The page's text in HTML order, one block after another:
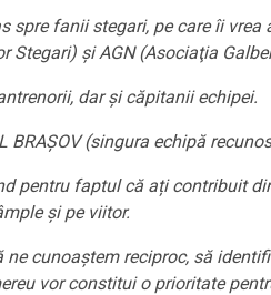
spre fanii stegari, pe care îi
şi AGN (Asociaţia
dar şi căpitanii echipei.
BRAȘOV (singura echipă
pentru faptul că ați contribuit
și pe viitor.
cunoaștem reciproc, să
vor constitui o prioritate